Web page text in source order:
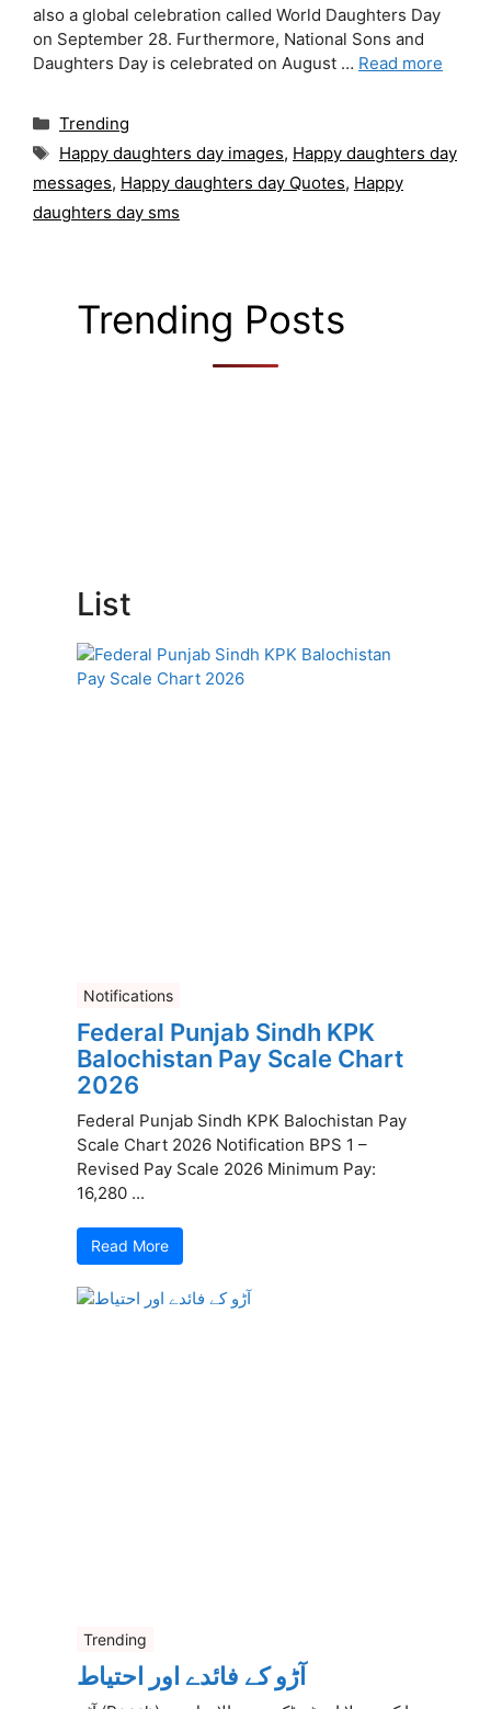
also a global celebration called World Daughters Day
on September 28. Furthermore, National Sons and
Daughters Day is celebrated on August … Read more
Categories
Trending
Tags
Happy daughters day images, Happy daughters day
messages, Happy daughters day Quotes, Happy
daughters day sms
Trending Posts
List
Notifications
Federal Punjab Sindh KPK
Balochistan Pay Scale Chart
2026
Federal Punjab Sindh KPK Balochistan Pay
Scale Chart 2026 Notification BPS 1 –
Revised Pay Scale 2026 Minimum Pay:
16,280 ...
Read More
Trending
آڑو کے فائدے اور احتیاط